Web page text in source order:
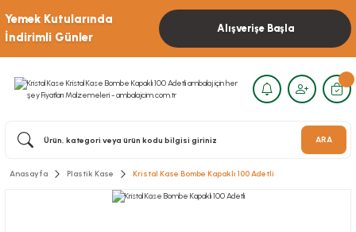
Yemek Kutularında
İndirimli Günler
Alışverişe Başla
ARA
Anasayfa Plastik Kase Kristal Kase Bombe Kapaklı 100 Adetli